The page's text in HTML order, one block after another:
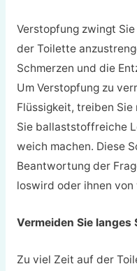
Verstopfung zwingt
der Toilette
Schmerzen und die
Um Verstopfung zu
Flüssigkeit, treiben
Sie ballaststoffreiche
weich machen. Diese
Beantwortung der
loswird oder ihnen
Vermeiden Sie
Zu viel Zeit auf der